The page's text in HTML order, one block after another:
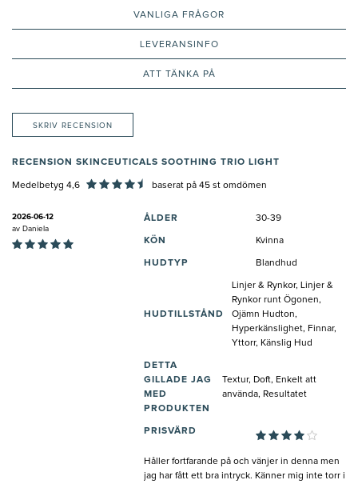
VANLIGA FRÅGOR
LEVERANSINFO
ATT TÄNKA PÅ
SKRIV RECENSION
RECENSION SKINCEUTICALS SOOTHING TRIO LIGHT
Medelbetyg 4,6 baserat på 45 st omdömen
2026-06-12
av Daniela
ÅLDER 30-39
KÖN Kvinna
HUDTYP Blandhud
HUDTILLSTÅND
Linjer & Rynkor, Linjer &
Rynkor runt Ögonen,
Ojämn Hudton,
Hyperkänslighet, Finnar,
Yttorr, Känslig Hud
DETTA
GILLADE JAG
MED
PRODUKTEN
Textur, Doft, Enkelt att
använda, Resultatet
PRISVÄRD
Håller fortfarande på och vänjer in denna men
jag har fått ett bra intryck. Känner mig inte torr i